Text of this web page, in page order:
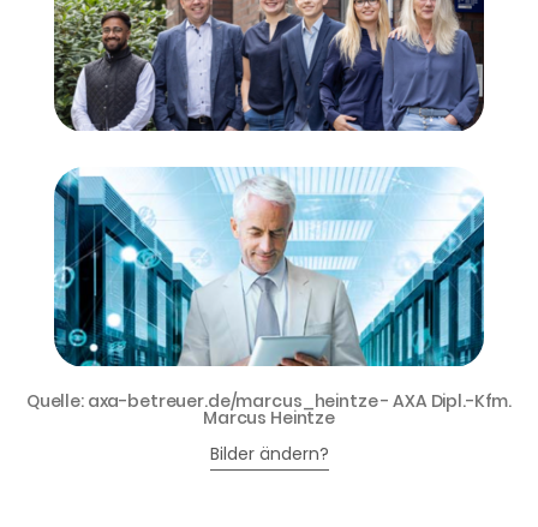
Quelle: axa-betreuer.de/marcus_heintze - AXA Dipl.-Kfm.
Marcus Heintze
Bilder ändern?